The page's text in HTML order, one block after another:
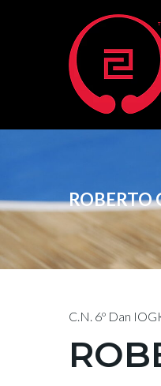
ROBERTO
C.N. 6º Dan